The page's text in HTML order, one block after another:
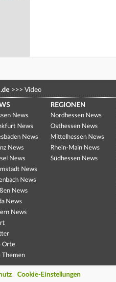
>>> Video
News
News
News
News
News
News
News
News
News
News
Orte
Themen
REGIONEN
Nordhessen News
Osthessen News
Mittelhessen News
Rhein-Main News
Südhessen News
Cookie-Einstellungen